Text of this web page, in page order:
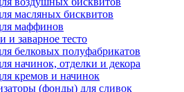
масляных бисквитов
маффинов
и заварное тесто
белковых полуфабрикатов
начинок, отделки и декора
кремов и начинок
(фонды) для сливок